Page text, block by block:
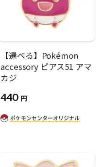
【選べる】Pokémon
accessory ピアス51 アマ
カジ
440 円